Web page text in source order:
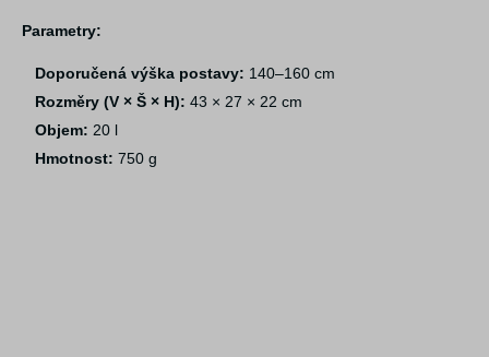
Parametry:
Doporučená výška postavy: 140–160 cm
Rozměry (V × Š × H): 43 × 27 × 22 cm
Objem: 20 l
Hmotnost: 750 g